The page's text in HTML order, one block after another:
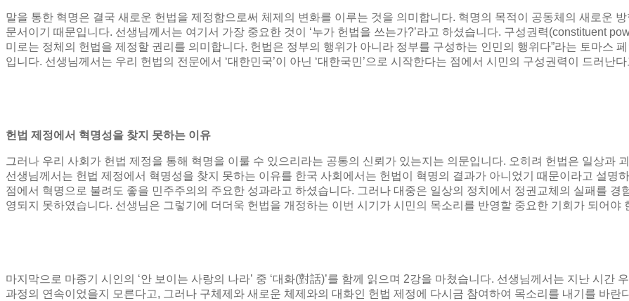
말을 통한 혁명은 결국 새로운 헌법을 제정함으로써 체제의 변화를 이루는 것을 의미합니다. 혁명의 목적이 공동체의 새로운
문서이기 때문입니다. 선생님께서는 여기서 가장 중요한 것이 ‘누가 헌법을 쓰는가?’라고 하셨습니다. 구성권력(constituent
미로는 정체의 헌법을 제정할 권리를 의미합니다. 헌법은 정부의 행위가 아니라 정부를 구성하는 인민의 행위다”라는 토마스
입니다. 선생님께서는 우리 헌법의 전문에서 ‘대한민국’이 아닌 ‘대한국민 ’으로 시작한다는 점에서 시민의 구성권력이 드러난
헌법 제정에서 혁명성을 찾지 못하는 이유
그러나 우리 사회가 헌법 제정을 통해 혁명을 이룰 수 있으리라는 공통의 신뢰가 있는지는 의문입니다. 오히려 헌법은 일상과
선생님께서는 헌법 제정에서 혁명성을 찾지 못하는 이유를 한국 사회에서는 헌법이 혁명의 결과가 아니었기 때문이라고 설명
점에서 혁명으로 불려도 좋을 민주주의의 주요한 성과라고 하셨습니다. 그러나 대중은 일상의 정치에서 정권교체의 실패를 경
영되지 못하였습니다. 선생님은 그렇기에 더더욱 헌법을 개정하는 이번 시기가 시민의 목소리를 반영할 중요한 기회가 되어야
마지막으로 마종기 시인의 ‘안 보이는 사랑의 나라’ 중 ‘대화(對話)’를 함께 읽으며 2강을 마쳤습니다. 선생님께서는 지난 시간
과정의 연속이었을지 모른다고, 그러나 구체제와 새로운 체제와의 대화인 헌법 제정에 다시금 참여하여 목소리를 내기를 바란